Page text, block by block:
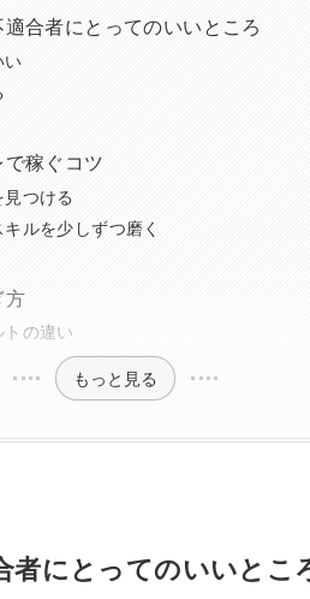
合者にとってのいいところ
い
稼ぐコツ
つける
ルを少しずつ磨く
方
の違い
もっと見る
者にとってのいいとこ